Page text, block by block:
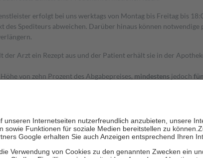
erfolgt bei uns werktags von Montag bis Freitag bis
Spediteurs abweichen. Darüber hinaus können
Arzt ein Rezept aus und der Patient erhält sie in der
von zehn Prozent des Abgabepreises, mindestens jedoch
Apotheken.
Gesundheit zu stärken und die besondere Stellung der
Lebensjahr mit Ausnahme der Fahrkosten
die von der GKV getragen werden